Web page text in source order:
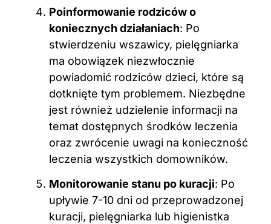
Poinformowanie rodziców o
koniecznych działaniach: Po
stwierdzeniu wszawicy, pielęgniarka
ma obowiązek niezwłocznie
powiadomić rodziców dzieci, które są
dotknięte tym problemem. Niezbędne
jest również udzielenie informacji na
temat dostępnych środków leczenia
oraz zwrócenie uwagi na konieczność
leczenia wszystkich domowników.
Monitorowanie stanu po kuracji: Po
upływie 7-10 dni od przeprowadzonej
kuracji, pielęgniarka lub higienistka